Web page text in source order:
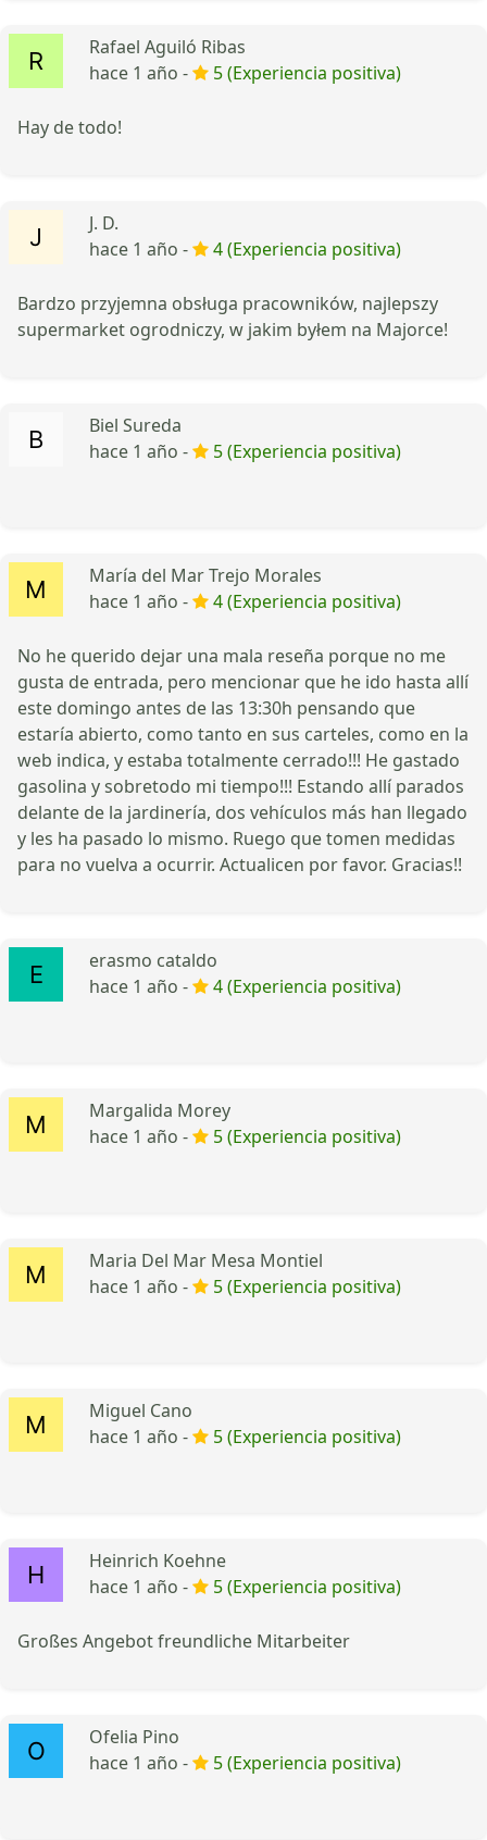
Rafael Aguiló Ribas
hace 1 año -
5 (Experiencia positiva)
Hay de todo!
J. D.
hace 1 año -
4 (Experiencia positiva)
Bardzo przyjemna obsługa pracowników, najlepszy
supermarket ogrodniczy, w jakim byłem na Majorce!
Biel Sureda
hace 1 año -
5 (Experiencia positiva)
María del Mar Trejo Morales
hace 1 año -
4 (Experiencia positiva)
No he querido dejar una mala reseña porque no me
gusta de entrada, pero mencionar que he ido hasta allí
este domingo antes de las 13:30h pensando que
estaría abierto, como tanto en sus carteles, como en la
web indica, y estaba totalmente cerrado!!! He gastado
gasolina y sobretodo mi tiempo!!! Estando allí parados
delante de la jardinería, dos vehículos más han llegado
y les ha pasado lo mismo. Ruego que tomen medidas
para no vuelva a ocurrir. Actualicen por favor. Gracias!!
erasmo cataldo
hace 1 año -
4 (Experiencia positiva)
Margalida Morey
hace 1 año -
5 (Experiencia positiva)
Maria Del Mar Mesa Montiel
hace 1 año -
5 (Experiencia positiva)
Miguel Cano
hace 1 año -
5 (Experiencia positiva)
Heinrich Koehne
hace 1 año -
5 (Experiencia positiva)
Großes Angebot freundliche Mitarbeiter
Ofelia Pino
hace 1 año -
5 (Experiencia positiva)